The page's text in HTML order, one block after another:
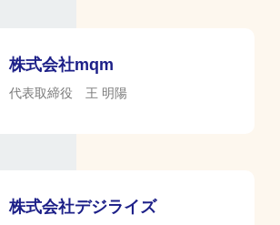
株式会社mqm
代表取締役 王 明陽
株式会社デジライズ